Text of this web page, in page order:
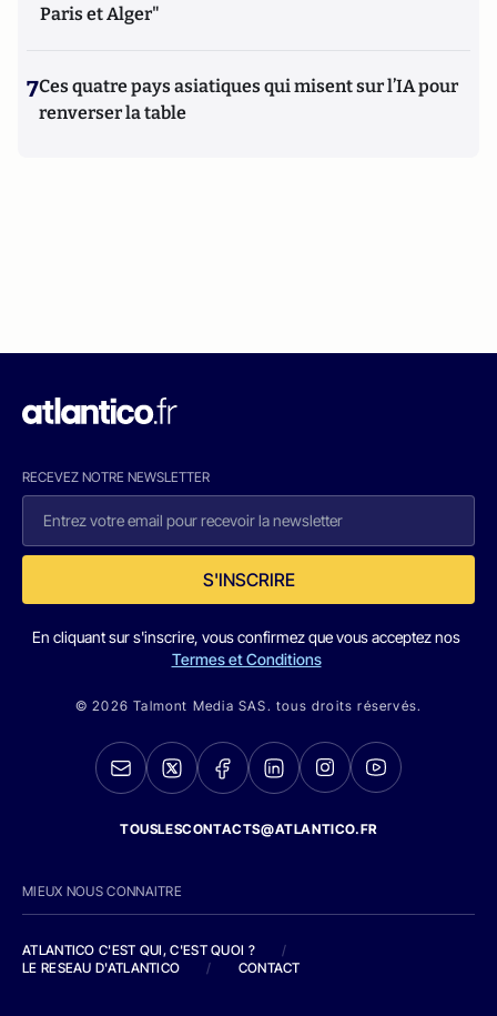
Paris et Alger"
7Ces quatre pays asiatiques qui misent sur l’IA pour
renverser la table
RECEVEZ NOTRE NEWSLETTER
S'INSCRIRE
En cliquant sur s'inscrire, vous confirmez que vous acceptez nos
Termes et Conditions
© 2026 Talmont Media SAS. tous droits réservés.
TOUSLESCONTACTS@ATLANTICO.FR
MIEUX NOUS CONNAITRE
ATLANTICO C'EST QUI, C'EST QUOI ?
/
LE RESEAU D'ATLANTICO
/ CONTACT